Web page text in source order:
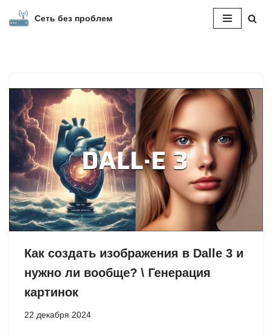
Сеть без проблем
Как создать изображения в Dalle 3 и
нужно ли вообще? \ Генерация
картинок
22 декабря 2024